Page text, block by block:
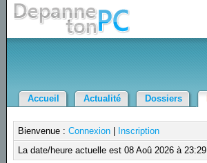
Accueil Actualité Dossiers
Bienvenue :Connexion
Inscription
La date/heure actuelle est 08 Aoû 2026 à 23:29